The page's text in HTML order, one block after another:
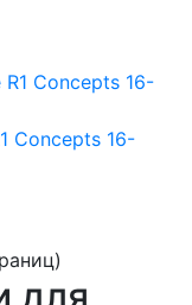
Concepts 16-